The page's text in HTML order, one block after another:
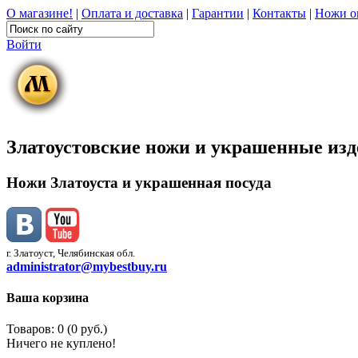
О магазине! | Оплата и доставка | Гарантии | Контакты | Ножи
Войти
Златоустовские ножи и украшенные
Ножи Златоуста и украшенная посуда
г. Златоуст, Челябинская обл.
administrator@mybestbuy.ru
Ваша корзина
Товаров: 0 (0 руб.)
Ничего не куплено!